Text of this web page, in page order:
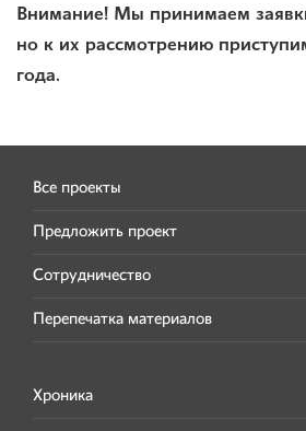
Внимание! Мы принимаем
но к их рассмотрению
года.
Все проекты
Предложить проект
Сотрудничество
Перепечатка материалов
Хроника